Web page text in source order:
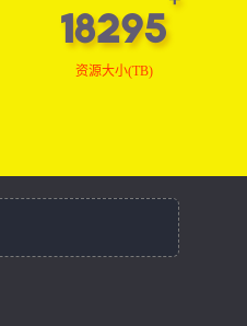
18407
资源大小(TB)